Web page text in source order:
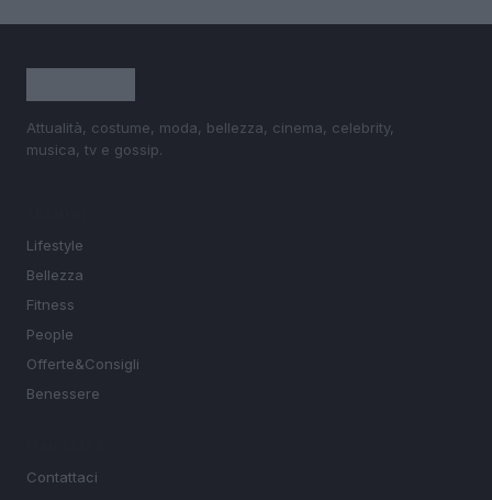
Attualità, costume, moda, bellezza, cinema, celebrity,
musica, tv e gossip.
Lifestyle
Bellezza
Fitness
People
Offerte&Consigli
Benessere
Contattaci